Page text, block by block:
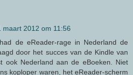
maart 2012 om 11:56
de eReader-rage in Nederland de
door het succes van de Kindle van
ook Nederland aan de eBoeken. Niet
koploper waren, het eReader-scherm